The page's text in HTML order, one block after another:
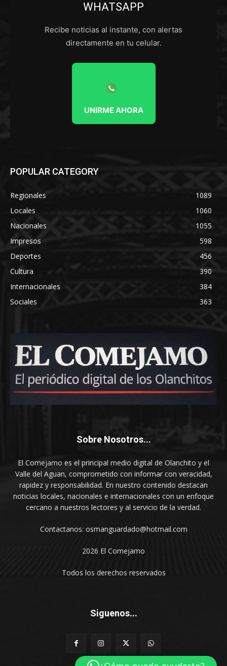
WHATSAPP
Recibe noticias al instante, con alertas
directamente en tu celular.
UNIRME AHORA
POPULAR CATEGORY
Regionales
1089
Locales
1060
Nacionales
1055
Impresos
598
Deportes
456
Cultura
390
Internacionales
384
Sociales
363
Sobre Nosotros...
El Comejamo es el principal medio digital de Olanchito y el
Valle del Aguan, comprometido con informar con veracidad,
rapidez y responsabilidad. En nuestro contenido destacan
noticias locales, nacionales e internacionales con un enfoque
cercano a nuestros lectores y al servicio de la verdad.
Contactanos: osmanguardado@hotmail.com
2026 El Comejamo
Todos los derechos reservados
Siguenos...